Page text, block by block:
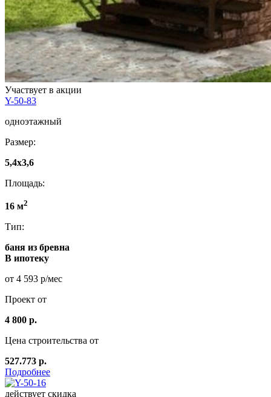
Участвует в акции
Y-50-83
одноэтажный
Размер:
5,4x3,6
Площадь:
16 м2
Тип:
баня из бревна
В ипотеку
от 4 593 р/мес
Проект от
4 800 р.
Цена строительства от
527.773 р.
Подробнее
действует скидка